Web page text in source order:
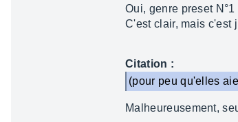
Oui, genre preset
C'est clair, mais c'est
Citation :
(pour peu qu'elles
Malheureusement,